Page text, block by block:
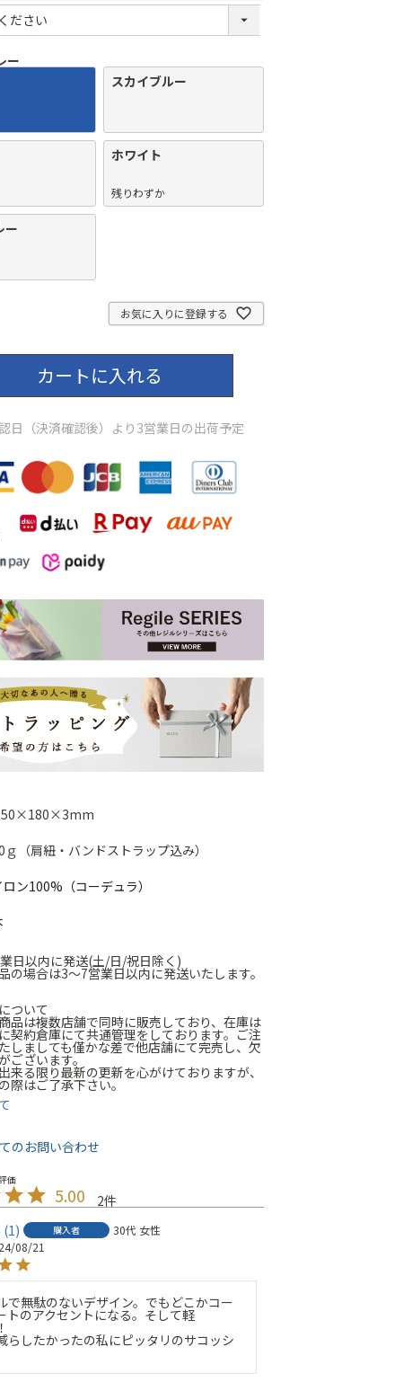
ー
スカイブルー
ホワイト
残りわずか
ー
お気に入りに登録する
カートに入れる
日（決済確認後）より3営業日の出荷予定
ｇ（肩紐・バンドストラップ込み）
ロン100%（コーデュラ）
日以内に発送(土/日/祝日除く)
の場合は3～7営業日以内に発送いたします。
ついて
品は複数店舗で同時に販売しており、在庫は
契約倉庫にて共通管理をしております。ご注
しましても僅かな差で他店舗にて完売し、欠
ございます。
来る限り最新の更新を心がけておりますが、
際はご了承下さい。
のお問い合わせ
5.00
2
1 購入者 30代 女性
08/21
で無駄のないデザイン。でもどこかコー
トのアクセントになる。そして軽
らしたかったの私にピッタリのサコッシ